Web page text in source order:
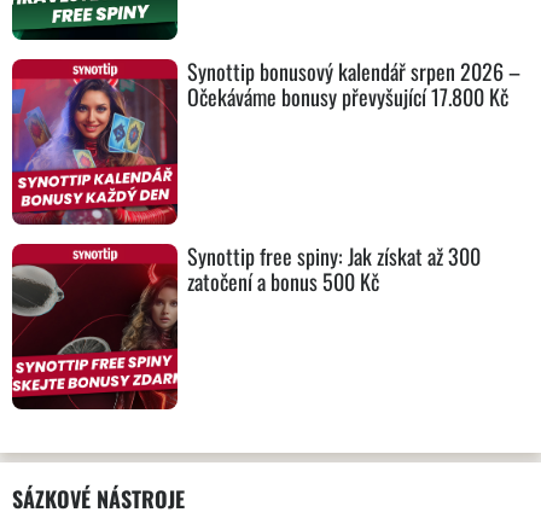
Synottip bonusový kalendář srpen 2026 –
Očekáváme bonusy převyšující 17.800 Kč
Synottip free spiny: Jak získat až 300
zatočení a bonus 500 Kč
SÁZKOVÉ NÁSTROJE